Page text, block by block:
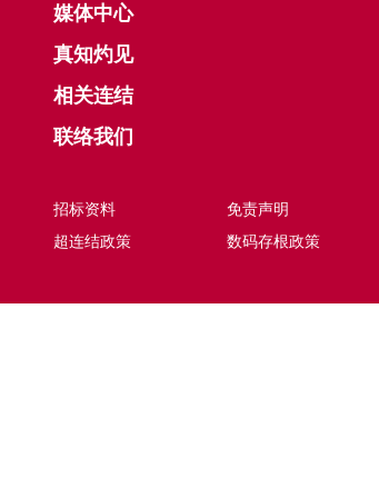
媒体中心
真知灼见
相关连结
联络我们
招标资料 免责声明
超连结政策
数码存根政策